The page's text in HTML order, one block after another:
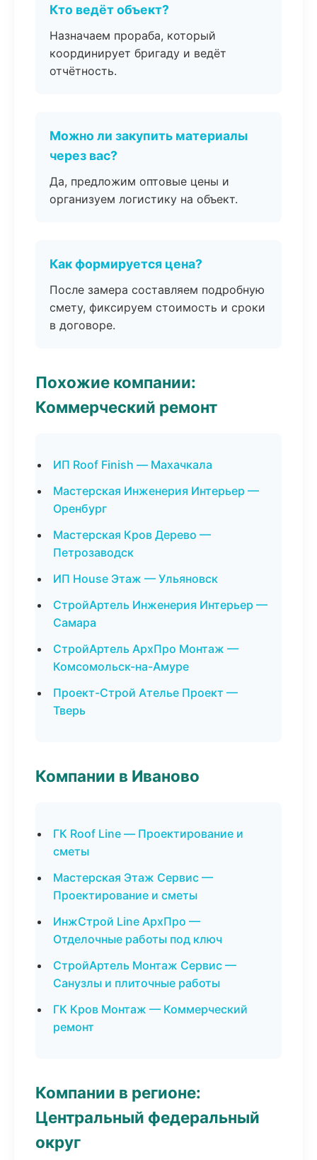
Кто ведёт объект?
Назначаем прораба, который
координирует бригаду и ведёт
отчётность.
Можно ли закупить материалы
через вас?
Да, предложим оптовые цены и
организуем логистику на объект.
Как формируется цена?
После замера составляем подробную
смету, фиксируем стоимость и сроки
в договоре.
Похожие компании:
Коммерческий ремонт
ИП Roof Finish — Махачкала
Мастерская Инженерия Интерьер —
Оренбург
Мастерская Кров Дерево —
Петрозаводск
ИП House Этаж — Ульяновск
СтройАртель Инженерия Интерьер —
Самара
СтройАртель АрхПро Монтаж —
Комсомольск-на-Амуре
Проект-Строй Ателье Проект —
Тверь
Компании в Иваново
ГК Roof Line — Проектирование и
сметы
Мастерская Этаж Сервис —
Проектирование и сметы
ИнжСтрой Line АрхПро —
Отделочные работы под ключ
СтройАртель Монтаж Сервис —
Санузлы и плиточные работы
ГК Кров Монтаж — Коммерческий
ремонт
Компании в регионе:
Центральный федеральный
округ